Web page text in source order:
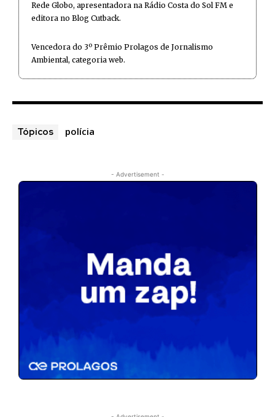
Rede Globo, apresentadora na Rádio Costa do Sol FM e
editora no Blog Cutback.
Vencedora do 3º Prêmio Prolagos de Jornalismo
Ambiental, categoria web.
Tópicos polícia
- Advertisement -